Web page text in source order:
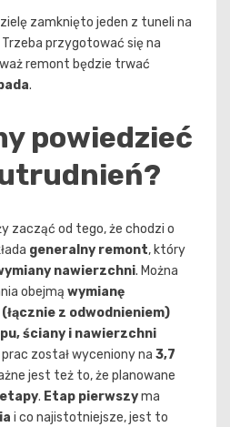
zamknięto jeden z tuneli na
Trzeba przygotować się na
remont będzie trwać
.
powiedzieć
zacząć od tego, że chodzi o
generalny remont, który
nawierzchni. Można
obejmą wymianę
z odwodnieniem)
ściany i nawierzchni
został wyceniony na 3,7
jest też to, że planowane
. Etap pierwszyma
i co najistotniejsze, jest to